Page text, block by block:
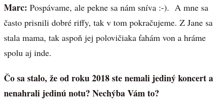
Marc: Pospávame, ale pekne sa nám sníva :-). A mne sa
často prisnili dobré riffy, tak v tom pokračujeme. Z Jane sa
stala mama, tak aspoň jej polovičiaka ťahám von a hráme
spolu aj inde.
Čo sa stalo, že od roku 2018 ste nemali jediný koncert a
nenahrali jedinú notu? Nechýba Vám to?